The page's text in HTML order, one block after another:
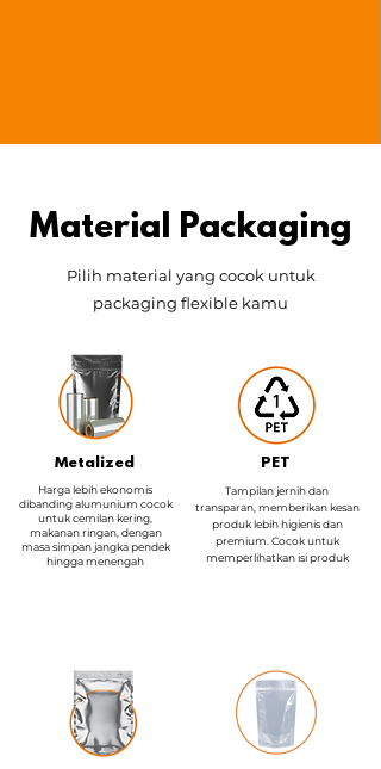
Material Packaging
Pilih material yang cocok untuk
packaging flexible kamu
Metalized
Harga lebih ekonomis
dibanding alumunium cocok
untuk cemilan kering,
makanan ringan, dengan
masa simpan jangka pendek
hingga menengah
PET
Tampilan jernih dan
transparan, memberikan kesan
produk lebih higienis dan
premium. Cocok untuk
memperlihatkan isi produk